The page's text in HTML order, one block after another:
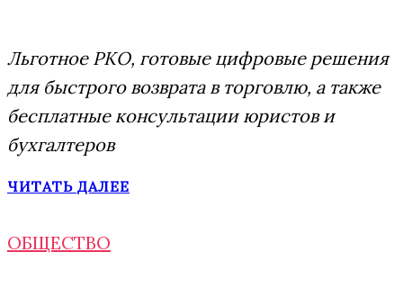
Льготное РКО, готовые цифровые решения
для быстрого возврата в торговлю, а также
бесплатные консультации юристов и
бухгалтеров
ЧИТАТЬ ДАЛЕЕ
ОБЩЕСТВО